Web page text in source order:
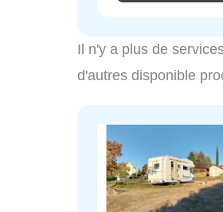
Il n'y a plus de
d'autres disponible